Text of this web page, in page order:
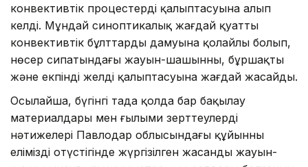
конвективтік процестердің қалыптасуына алып
келді. Мұндай синоптикалық жағдай қуатты
конвективтік бұлттардың дамуына қолайлы болып,
нөсер сипатындағы жауын-шашынның, бұршақтың
және екпінді желдің қалыптасуына жағдай жасайды.
Осылайша, бүгінгі таңда қолда бар бақылау
материалдары мен ғылыми зерттеулердің
нәтижелері Павлодар облысындағы құйынның
еліміздің оңтүстігінде жүргізілген жасанды жауын-